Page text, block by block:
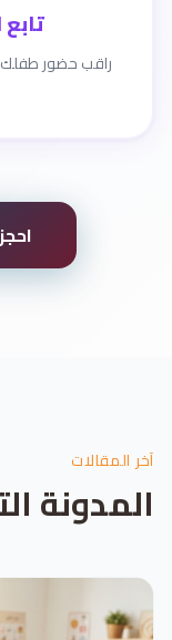
راقب حضور طفلك
آخر المقالات
المدونة